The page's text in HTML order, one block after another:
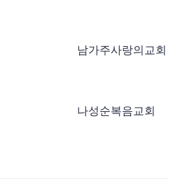
남가주사랑의교회
나성순복음교회